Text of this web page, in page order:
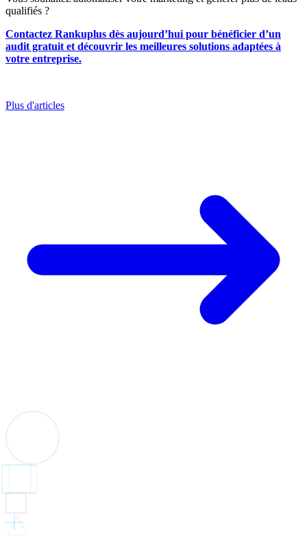
qualifiés ?
Contactez Rankuplus dès aujourd’hui pour bénéficier d’un
audit gratuit et découvrir les meilleures solutions adaptées à
votre entreprise.
Plus d'articles